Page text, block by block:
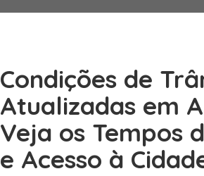
Condições de
Atualizadas em
Veja os Tempos
e Acesso à